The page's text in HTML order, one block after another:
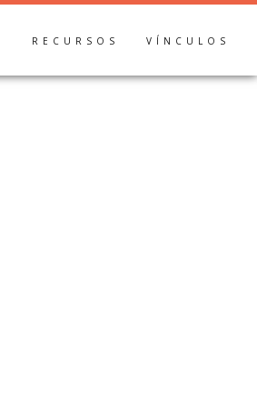
RECURSOS VÍNCULOS